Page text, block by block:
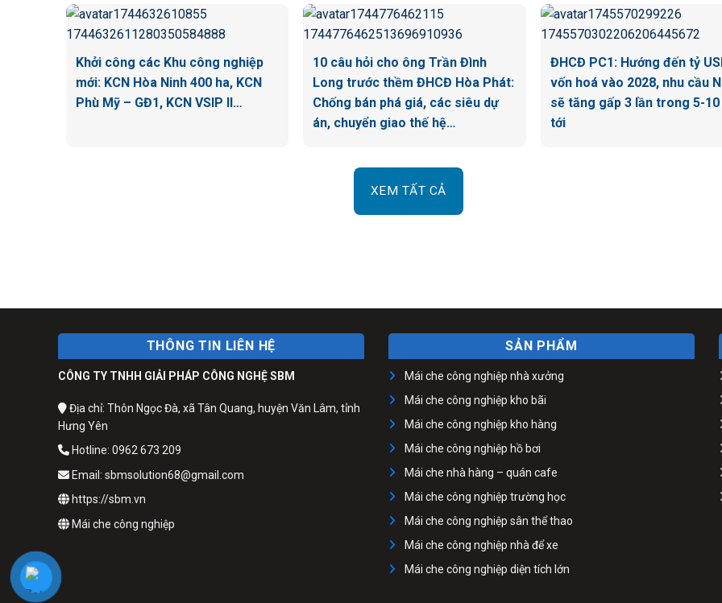
Khởi công các Khu công nghiệp
mới: KCN Hòa Ninh 400 ha, KCN
Phù Mỹ – GĐ1, KCN VSIP II…
10 câu hỏi cho ông Trần Đình
Long trước thềm ĐHCĐ Hòa Phát:
Chống bán phá giá, các siêu dự
án, chuyển giao thế hệ…
ĐHCĐ PC1: Hướng đến tỷ
vốn hoá vào 2028, nhu cầu
sẽ tăng gấp 3 lần trong 5-10
tới
XEM TẤT CẢ
THÔNG TIN LIÊN HỆ
CÔNG TY TNHH GIẢI PHÁP CÔNG NGHỆ SBM
Địa chỉ: Thôn Ngọc Đà, xã Tân Quang, huyện Văn Lâm, tỉnh
Hưng Yên
Hotline: 0962 673 209
Email: sbmsolution68@gmail.com
https://sbm.vn
Mái che công nghiệp
SẢN PHẨM
Mái che công nghiệp nhà xưởng
Mái che công nghiệp kho bãi
Mái che công nghiệp kho hàng
Mái che công nghiệp hồ bơi
Mái che nhà hàng – quán cafe
Mái che công nghiệp trường học
Mái che công nghiệp sân thể thao
Mái che công nghiệp nhà để xe
Mái che công nghiệp diện tích lớn